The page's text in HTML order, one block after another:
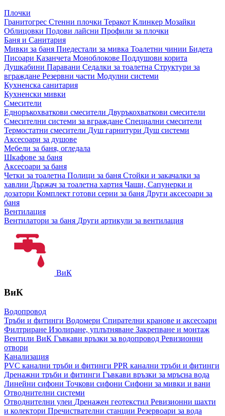
Плочки
Гранитогрес Стенни плочки Теракот Клинкер Мозайки
Облицовки Подови лайсни Профили за плочки
Баня и Санитария
Мивки за баня Пиедестали за мивка Тоалетни чинии Бидета
Писоари Казанчета Моноблокове Поддушови корита
Душкабини Паравани Седалки за тоалетна Структури за
вграждане Резервни части Модулни системи
Кухненска санитария
Кухненски мивки
Смесители
Едноръкохваткови смесители Двуръкохваткови смесители
Смесителни системи за вграждане Специални смесители
Термостатни смесители Душ гарнитури Душ системи
Аксесоари за душове
Мебели за баня, огледала
Шкафове за баня
Аксесоари за баня
Четки за тоалетна Полици за баня Стойки и закачалки за
хавлии Държач за тоалетна хартия Чаши, Сапунерки и
дозатори Комплект готови серии за баня Други аксесоари за
баня
Вентилация
Вентилатори за баня Други артикули за вентилация
ВиК
ВиК
Водопровод
Тръби и фитинги Водомери Спирателни кранове и аксесоари
Филтриране Изолиране, уплътняване Закрепване и монтаж
Вентили ВиК Гъвкави връзки за водопровод Ревизионни
отвори
Канализация
PVC канални тръби и фитинги PPR канални тръби и фитинги
Дренажни тръби и фитинги Гъвкави връзки за мръсна вода
Линейни сифони Точкови сифони Сифони за мивки и вани
Отводнителни системи
Отводнителни улеи Дренажен геотекстил Ревизионни шахти
и колектори Пречиствателни станции Резервоари за вода